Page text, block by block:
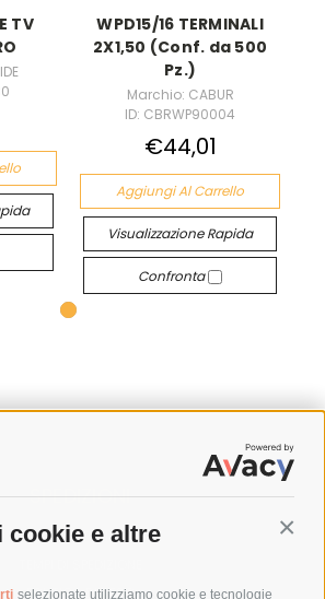
cookie e altre
selezionate utilizziamo cookie e tecnologie
TV
WPD15/16 TERMINALI
2X1,50 (Conf. da 500
Pz.)
Marchio: CABUR
ID: CBRWP90004
€44,01
Aggiungi Al Carrello
Visualizzazione Rapida
Confronta
SPEDIZIONI
COSTI DI SPEDIZIONE
POLITICA DI RESO